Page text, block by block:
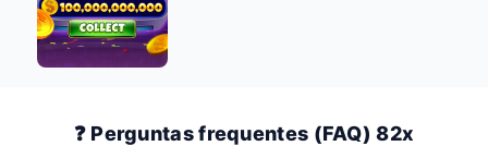
❓ Perguntas frequentes (FAQ) 82x